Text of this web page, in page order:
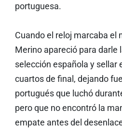
portuguesa.
Cuando el reloj marcaba el
Merino apareció para darle
selección española y sellar
cuartos de final, dejando
portugués que luchó
pero que no encontró la
empate antes del